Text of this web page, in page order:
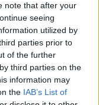
note that after your
seeing
utilized by
parties prior to
of the further
third parties on the
information may
the IAB’s List of
läget med